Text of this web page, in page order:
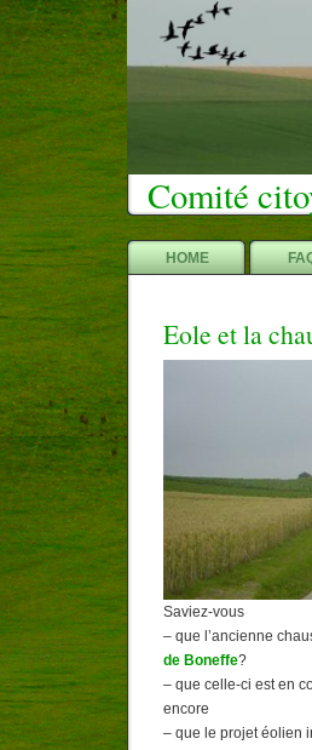
Comité
HOME
Eole et la
Saviez-vous
– que l’ancienne
de Boneffe?
– que celle-ci est en
encore
– que le projet éolien